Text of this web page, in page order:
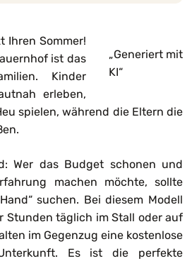
„Generiert mit
KI“
Ihren Sommer!
ist das
Kinder
erleben,
spielen, während die Eltern die
Wer das Budget schonen und
machen möchte, sollte
suchen. Bei diesem Modell
Stunden täglich im Stall oder auf
im Gegenzug eine kostenlose
Es ist die perfekte